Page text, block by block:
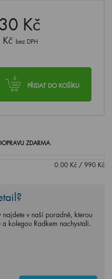
Kč
bez DPH
PŘIDAT DO KOŠÍKU
ZDARMA.
0.00 Kč / 990 Kč
v naší poradně, kterou
kolegou Radkem nachystali.